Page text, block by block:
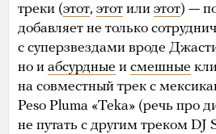
треки (этот, этот или этот) —
добавляет не только
с суперзвездами вроде
но и абсурдные и смешные
на совместный трек с
Peso Pluma «Teka» (речь про
не путать с другим треком DJ